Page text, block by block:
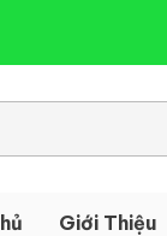
Giới Thiệu